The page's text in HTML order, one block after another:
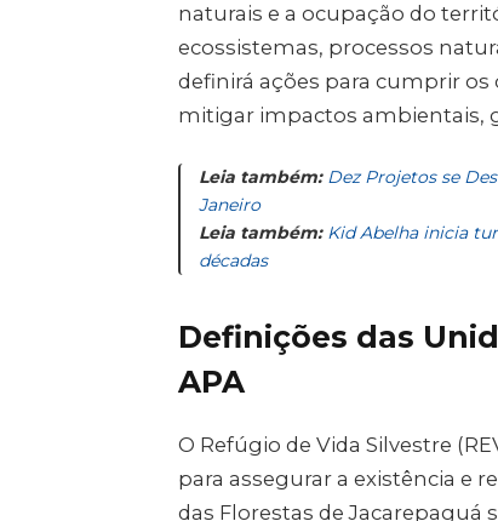
naturais e a ocupação do
ecossistemas, processos
definirá ações para cumprir os
mitigar impactos ambientais,
Leia também: Dez Projetos se
Janeiro
Leia também: Kid Abelha inicia
décadas
Definições das
APA
O Refúgio de Vida Silvestre
para assegurar a existência e
das Florestas de Jacarepaguá